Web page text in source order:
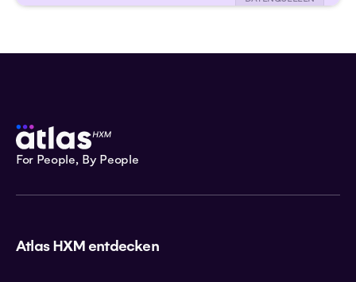
For People, By People
Atlas HXM entdecken